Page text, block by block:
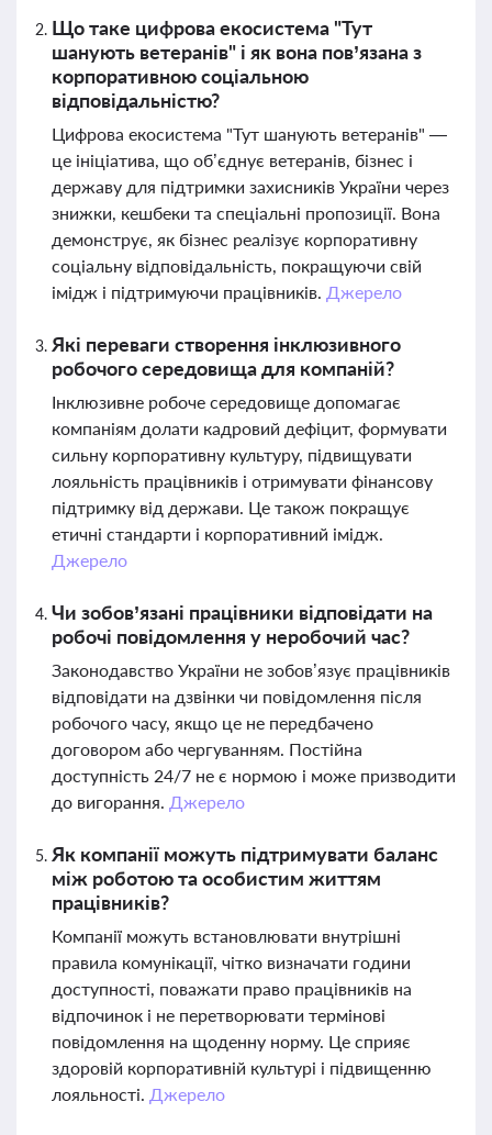
Що таке цифрова екосистема "Тут
шанують ветеранів" і як вона пов’язана з
корпоративною соціальною
відповідальністю?
Цифрова екосистема "Тут шанують ветеранів" —
це ініціатива, що об’єднує ветеранів, бізнес і
державу для підтримки захисників України через
знижки, кешбеки та спеціальні пропозиції. Вона
демонструє, як бізнес реалізує корпоративну
соціальну відповідальність, покращуючи свій
імідж і підтримуючи працівників. Джерело
Які переваги створення інклюзивного
робочого середовища для компаній?
Інклюзивне робоче середовище допомагає
компаніям долати кадровий дефіцит, формувати
сильну корпоративну культуру, підвищувати
лояльність працівників і отримувати фінансову
підтримку від держави. Це також покращує
етичні стандарти і корпоративний імідж.
Джерело
Чи зобов’язані працівники відповідати на
робочі повідомлення у неробочий час?
Законодавство України не зобов’язує працівників
відповідати на дзвінки чи повідомлення після
робочого часу, якщо це не передбачено
договором або чергуванням. Постійна
доступність 24/7 не є нормою і може призводити
до вигорання. Джерело
Як компанії можуть підтримувати баланс
між роботою та особистим життям
працівників?
Компанії можуть встановлювати внутрішні
правила комунікації, чітко визначати години
доступності, поважати право працівників на
відпочинок і не перетворювати термінові
повідомлення на щоденну норму. Це сприяє
здоровій корпоративній культурі і підвищенню
лояльності. Джерело